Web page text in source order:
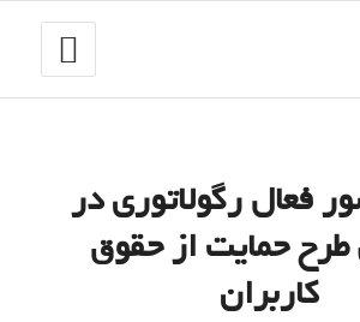
فعال رگولاتوری در
حمایت از حقوق
کاربران